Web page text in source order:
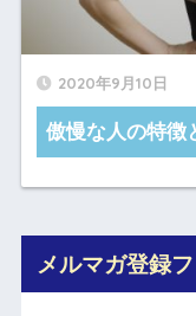
2020年9月10日
傲慢な人の特徴
メルマガ登録